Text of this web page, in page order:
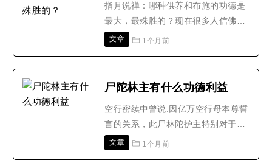
使人书，所得功德，以佛智慧..
指月说禅：哪种供养和布施的功德是
最大，最殊胜的？现在很多人信佛都
第一时间接触到“供养布施”这个概
报。其实供养、布施是一个行为，两
施，对于尊者或长者的孝敬奉献称供
养，对于贫病苦困的施舍救助..
文章 1个月前
尸陀林主有什么功德利益
空行密续中曾说:因亿万空行母本尊誓
言的关系，此尸林陀护主特别对于修
持卡雀玛空行母的行者会特别守护。
文章 1个月前